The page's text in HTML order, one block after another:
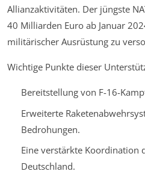
Allianzaktivitäten. Der jüngste
40 Milliarden Euro ab Januar
militärischer Ausrüstung zu
Wichtige Punkte dieser
Bereitstellung von F-16-
Erweiterte
Bedrohungen.
Eine verstärkte Koordination
Deutschland.